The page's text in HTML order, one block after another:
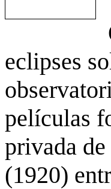
eclipses
películas
privada
(1920)